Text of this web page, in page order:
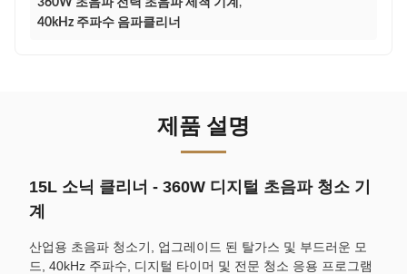
360W 초음파 전력 초음파 세척 기계 ,
40kHz 주파수 음파클리너
제품 설명
15L 소닉 클리너 - 360W 디지털 초음파 청소 기
계
산업용 초음파 청소기, 업그레이드 된 탈가스 및 부드러운 모
드, 40kHz 주파수, 디지털 타이머 및 전문 청소 응용 프로그램